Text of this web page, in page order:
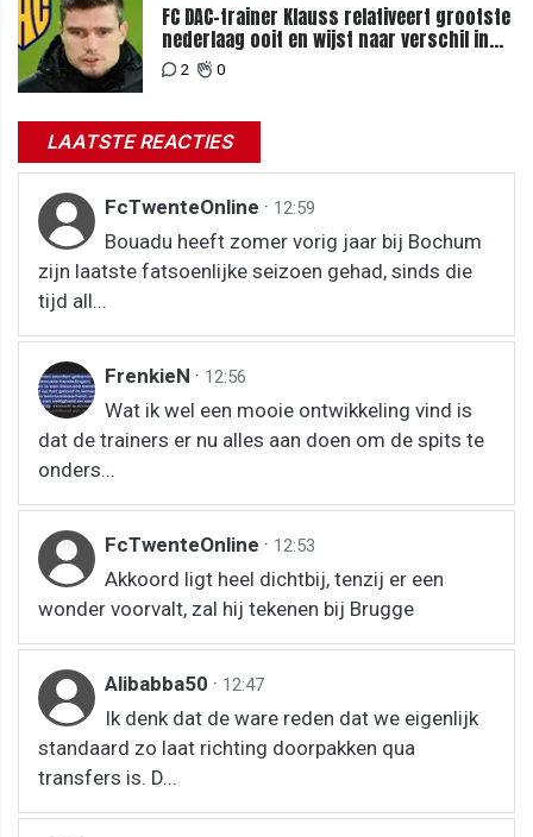
FC DAC-trainer Klauss relativeert grootste
nederlaag ooit en wijst naar verschil in
selectiewaarden
2 0
LAATSTE REACTIES
FcTwenteOnline · 12:59
Bouadu heeft zomer vorig jaar bij Bochum
zijn laatste fatsoenlijke seizoen gehad, sinds die
tijd all...
FrenkieN · 12:56
Wat ik wel een mooie ontwikkeling vind is
dat de trainers er nu alles aan doen om de spits te
onders...
FcTwenteOnline · 12:53
Akkoord ligt heel dichtbij, tenzij er een
wonder voorvalt, zal hij tekenen bij Brugge
Alibabba50 · 12:47
Ik denk dat de ware reden dat we eigenlijk
standaard zo laat richting doorpakken qua
transfers is. D...